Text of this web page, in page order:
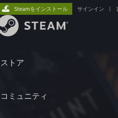
ストア
コミュニティ
Steamをインストール サインイン